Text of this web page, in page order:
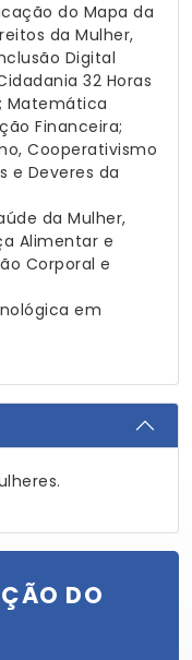
do Mapa da
da Mulher,
Digital
32 Horas
Matemática
Financeira;
Cooperativismo
e Deveres da
da Mulher,
Alimentar e
Corporal e
em
DO